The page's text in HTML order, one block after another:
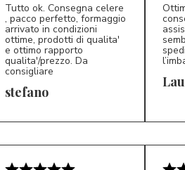
S*
Tutto ok. Consegna celere
, pacco perfetto, formaggio
arrivato in condizioni
ottime, prodotti di qualita'
e ottimo rapporto
qualita'/prezzo. Da
consigliare
stefano LP